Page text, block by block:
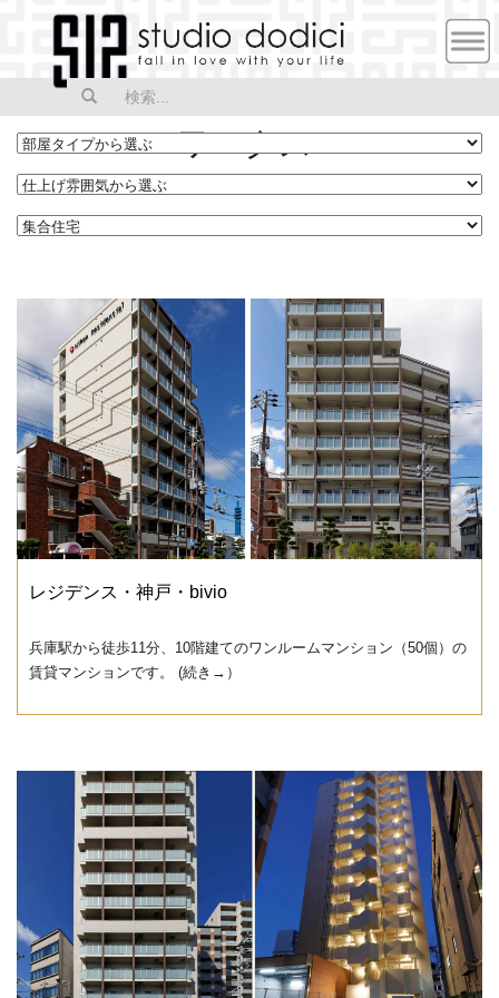
MEN
U
ワークス
レジデンス・神戸・bivio
兵庫駅から徒歩11分、10階建てのワンルームマンション（50個）の
賃貸マンションです。 (続き→）